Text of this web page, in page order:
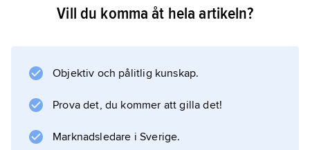
Mästerskapsserien IndyCar World Series
(Championship Auto Racing Teams), numera
Racing League), numera IndyCar Series.
Vill du komma åt hela artikeln?
Objektiv och pålitlig kunskap.
Prova det, du kommer att gilla det!
Marknadsledare i Sverige.